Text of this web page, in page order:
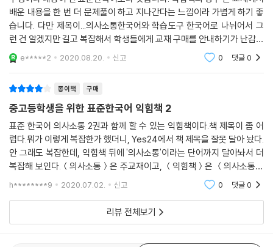
배운 내용을 한 번 더 문제풀이 하고 지나간다는 느낌이라 가볍게 하기 좋
습니다. 다만 제목이...의사소통한국어와 학습도구 한국어로 나뉘어서 그
런 건 알겠지만 길고 복잡해서 학생들에게 교재 구매를 안내하기가 난감합
니다. 전 표준한국어도 그랬지만 한국 학교에서 수업 하고 있는 중도입국
청소년을 대상으
e*****2 2020.08.20. 신고 0 댓글0
종이책 구매
중고등학생을 위한 표준한국어 익힘책 2
표준 한국어 의사소통 2권과 함께 할 수 있는 익힘책이다.책 제목이 좀 어
렵다.뭐가 이렇게 복잡한가 했더니, Yes24에서 책 제목을 잘못 달아 놨다.
안 그래도 복잡한데, 익힘책 뒤에 '의사소통'이라는 단어까지 달아놔서 더
복잡해 보인다.＜의사소통＞은 주교재이고, ＜익힘책＞은 ＜의사소통＞
과 함께 갈 수 있는 문제집 형식의 책이다.의사소통에서 배운 내용들을 문
h********9 2020.07.02. 신고 0 댓글0
리뷰 전체보기